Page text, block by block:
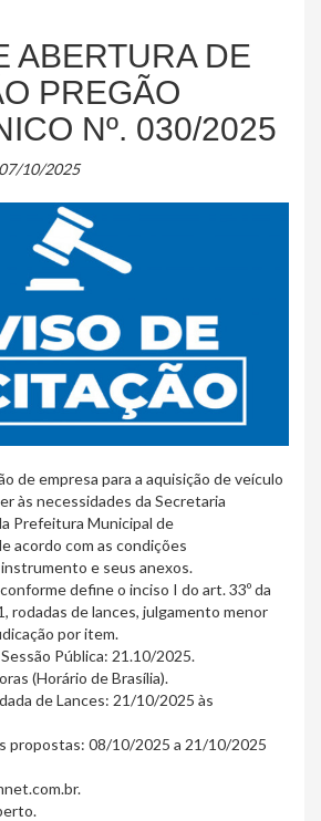
ABERTURA DE
PREGÃO
Nº. 030/2025
10/2025
de empresa para a aquisição de veículo
às necessidades da Secretaria
Prefeitura Municipal de
acordo com as condições
e seus anexos.
define o inciso I do art. 33º da
rodadas de lances, julgamento menor
por item.
Pública: 21.10/2025.
(Horário de Brasília).
de Lances: 21/10/2025 às
propostas: 08/10/2025 a 21/10/2025